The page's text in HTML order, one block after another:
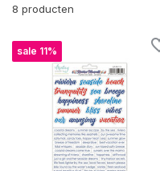
8 producten
sale 11%